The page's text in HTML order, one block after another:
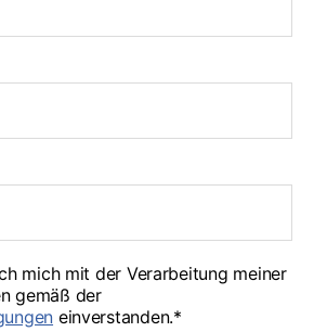
mich mit der Verarbeitung meiner
gemäß der
einverstanden.*